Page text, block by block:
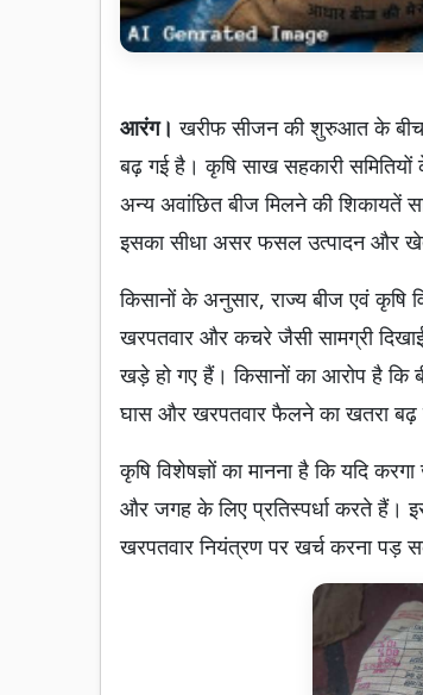
आरंग। खरीफ सीजन की शुरुआत के बीच
बढ़ गई है। कृषि साख सहकारी
अन्य अवांछित बीज मिलने की शिकायतें
इसका सीधा असर फसल उत्पादन और
किसानों के अनुसार, राज्य बीज एवं
खरपतवार और कचरे जैसी सामग्री
खड़े हो गए हैं। किसानों का आरोप है कि
घास और खरपतवार फैलने का खतरा बढ़
कृषि विशेषज्ञों का मानना है कि यदि
और जगह के लिए प्रतिस्पर्धा करते हैं।
खरपतवार नियंत्रण पर खर्च करना पड़